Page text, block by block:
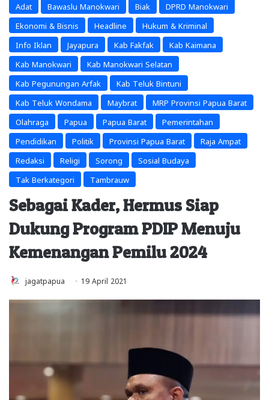
Adat Bawaslu Manokwari Biak DPRD Manokwari
Ekonomi & Bisnis Headline Hukum & Kriminal
Info Iklan Jayapura Kab Fakfak Kab Kaimana
Kab Manokwari Kab Manokwari Selatan
Kab Pegunungan Arfak Kab Teluk Bintuni
Kab Teluk Wondama Maybrat MRP Provinsi Papua Barat
Olahraga Papua Papua Barat Pemerintahan
Pendidikan Politik Provinsi Papua Barat Raja Ampat
Redaksi Religi Sorong Sosial Budaya
Tak Berkategori Tambrauw
Sebagai Kader, Hermus Siap
Dukung Program PDIP Menuju
Kemenangan Pemilu 2024
jagatpapua 19 April 2021